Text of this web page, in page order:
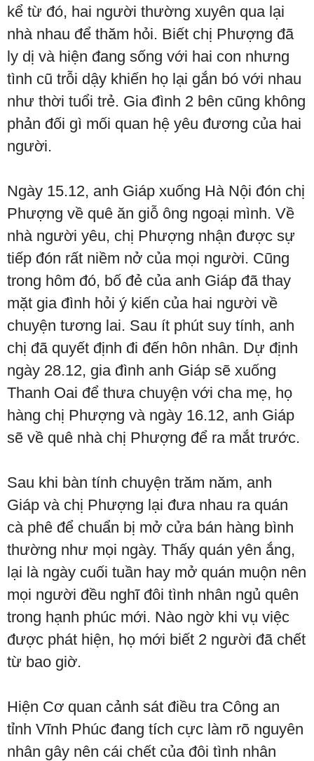
kể từ đó, hai người thường xuyên qua lại
nhà nhau để thăm hỏi. Biết chị Phượng đã
ly dị và hiện đang sống với hai con nhưng
tình cũ trỗi dậy khiến họ lại gắn bó với nhau
như thời tuổi trẻ. Gia đình 2 bên cũng không
phản đối gì mối quan hệ yêu đương của hai
người.
Ngày 15.12, anh Giáp xuống Hà Nội đón chị
Phượng về quê ăn giỗ ông ngoại mình. Về
nhà người yêu, chị Phượng nhận được sự
tiếp đón rất niềm nở của mọi người. Cũng
trong hôm đó, bố đẻ của anh Giáp đã thay
mặt gia đình hỏi ý kiến của hai người về
chuyện tương lai. Sau ít phút suy tính, anh
chị đã quyết định đi đến hôn nhân. Dự định
ngày 28.12, gia đình anh Giáp sẽ xuống
Thanh Oai để thưa chuyện với cha mẹ, họ
hàng chị Phượng và ngày 16.12, anh Giáp
sẽ về quê nhà chị Phượng để ra mắt trước.
Sau khi bàn tính chuyện trăm năm, anh
Giáp và chị Phượng lại đưa nhau ra quán
cà phê để chuẩn bị mở cửa bán hàng bình
thường như mọi ngày. Thấy quán yên ắng,
lại là ngày cuối tuần hay mở quán muộn nên
mọi người đều nghĩ đôi tình nhân ngủ quên
trong hạnh phúc mới. Nào ngờ khi vụ việc
được phát hiện, họ mới biết 2 người đã chết
từ bao giờ.
Hiện Cơ quan cảnh sát điều tra Công an
tỉnh Vĩnh Phúc đang tích cực làm rõ nguyên
nhân gây nên cái chết của đôi tình nhân